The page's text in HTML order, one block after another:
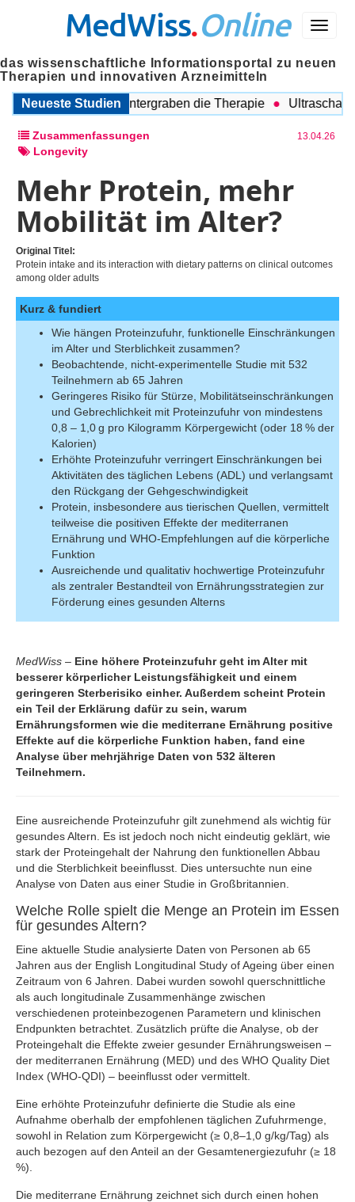
Menü
MedWiss.Online
das wissenschaftliche Informationsportal zu neuen
Therapien und innovativen Arzneimitteln
Neueste Studien
Probleme untergraben die Therapie Ultraschall
Zusammenfassungen 13.04.26
Longevity
Mehr Protein, mehr
Mobilität im Alter?
Original Titel:
Protein intake and its interaction with dietary patterns on clinical outcomes
among older adults
Kurz & fundiert
Wie hängen Proteinzufuhr, funktionelle Einschränkungen
im Alter und Sterblichkeit zusammen?
Beobachtende, nicht-experimentelle Studie mit 532
Teilnehmern ab 65 Jahren
Geringeres Risiko für Stürze, Mobilitätseinschränkungen
und Gebrechlichkeit mit Proteinzufuhr von mindestens
0,8 – 1,0 g pro Kilogramm Körpergewicht (oder 18 % der
Kalorien)
Erhöhte Proteinzufuhr verringert Einschränkungen bei
Aktivitäten des täglichen Lebens (ADL) und verlangsamt
den Rückgang der Gehgeschwindigkeit
Protein, insbesondere aus tierischen Quellen, vermittelt
teilweise die positiven Effekte der mediterranen
Ernährung und WHO-Empfehlungen auf die körperliche
Funktion
Ausreichende und qualitativ hochwertige Proteinzufuhr
als zentraler Bestandteil von Ernährungsstrategien zur
Förderung eines gesunden Alterns
MedWiss – Eine höhere Proteinzufuhr geht im Alter mit
besserer körperlicher Leistungsfähigkeit und einem
geringeren Sterberisiko einher. Außerdem scheint Protein
ein Teil der Erklärung dafür zu sein, warum
Ernährungsformen wie die mediterrane Ernährung positive
Effekte auf die körperliche Funktion haben, fand eine
Analyse über mehrjährige Daten von 532 älteren
Teilnehmern.
Eine ausreichende Proteinzufuhr gilt zunehmend als wichtig für
gesundes Altern. Es ist jedoch noch nicht eindeutig geklärt, wie
stark der Proteingehalt der Nahrung den funktionellen Abbau
und die Sterblichkeit beeinflusst. Dies untersuchte nun eine
Analyse von Daten aus einer Studie in Großbritannien.
Welche Rolle spielt die Menge an Protein im Essen
für gesundes Altern?
Eine aktuelle Studie analysierte Daten von Personen ab 65
Jahren aus der English Longitudinal Study of Ageing über einen
Zeitraum von 6 Jahren. Dabei wurden sowohl querschnittliche
als auch longitudinale Zusammenhänge zwischen
verschiedenen proteinbezogenen Parametern und klinischen
Endpunkten betrachtet. Zusätzlich prüfte die Analyse, ob der
Proteingehalt die Effekte zweier gesunder Ernährungsweisen –
der mediterranen Ernährung (MED) und des WHO Quality Diet
Index (WHO-QDI) – beeinflusst oder vermittelt.
Eine erhöhte Proteinzufuhr definierte die Studie als eine
Aufnahme oberhalb der empfohlenen täglichen Zufuhrmenge,
sowohl in Relation zum Körpergewicht (≥ 0,8–1,0 g/kg/Tag) als
auch bezogen auf den Anteil an der Gesamtenergiezufuhr (≥ 18
%).
Die mediterrane Ernährung zeichnet sich durch einen hohen